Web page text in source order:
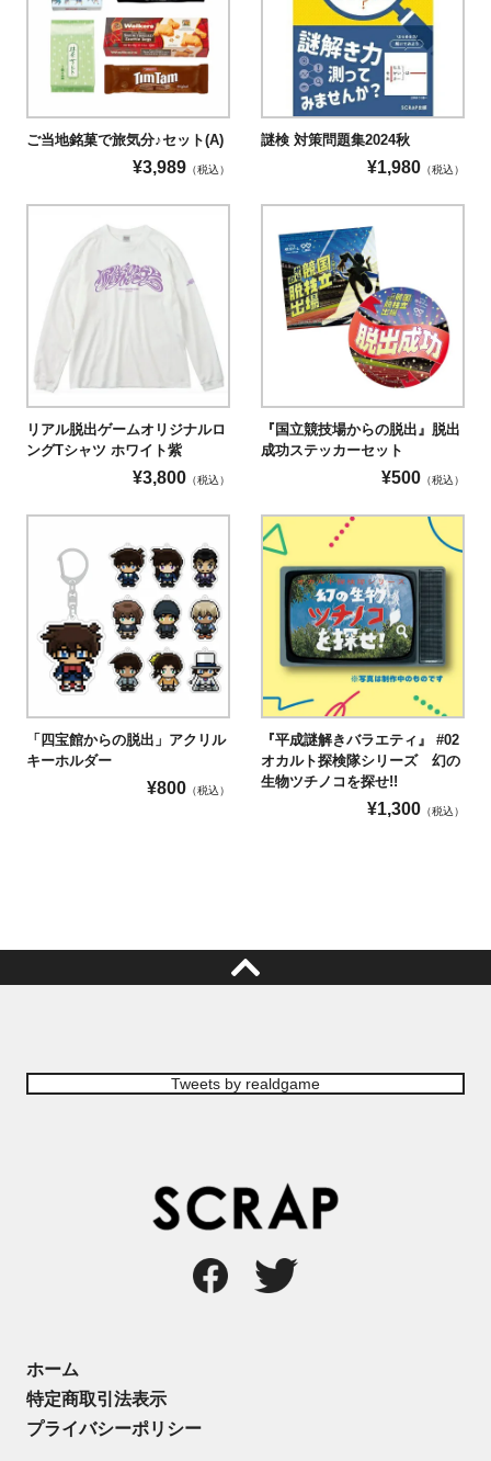
ご当地銘菓で旅気分♪セット(A)
¥3,989 （税込）
謎検 対策問題集2024秋
¥1,980 （税込）
リアル脱出ゲームオリジナルロ
ングTシャツ ホワイト紫
¥3,800 （税込）
『国立競技場からの脱出』脱出
成功ステッカーセット
¥500 （税込）
「四宝館からの脱出」アクリル
キーホルダー
¥800 （税込）
『平成謎解きバラエティ』 #02
オカルト探検隊シリーズ 幻の
生物ツチノコを探せ!!
¥1,300 （税込）
Tweets by realdgame
ホーム
特定商取引法表示
プライバシーポリシー